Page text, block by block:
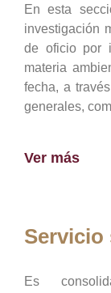
En esta
investigación
de oficio por
materia
fecha, a
generales,
Ver más
Servicio
Es